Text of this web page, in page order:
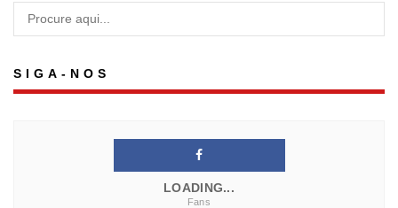
SIGA-NOS
LOADING...
Fans